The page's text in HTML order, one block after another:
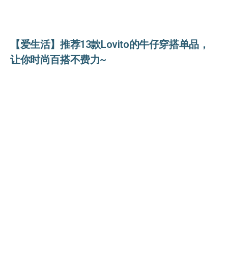
【爱生活】推荐13款Lovito的牛仔穿搭单品，
让你时尚百搭不费力~